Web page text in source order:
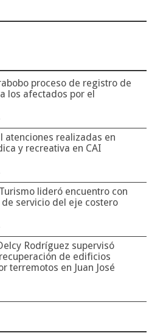
proceso de registro de
los afectados por el
atenciones realizadas en
y recreativa en CAI
lideró encuentro con
servicio del eje costero
Rodríguez supervisó
de edificios
terremotos en Juan José